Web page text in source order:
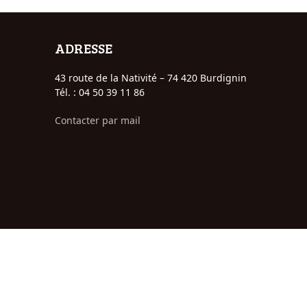
ADRESSE
43 route de la Nativité – 74 420 Burdignin
Tél. : 04 50 39 11 86
Contacter par mail